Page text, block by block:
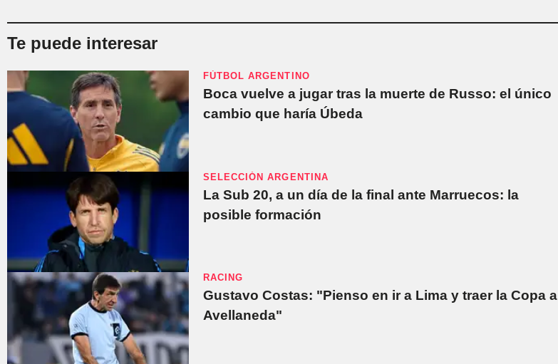
Te puede interesar
FÚTBOL ARGENTINO
Boca vuelve a jugar tras la muerte de Russo: el único
cambio que haría Úbeda
SELECCIÓN ARGENTINA
La Sub 20, a un día de la final ante Marruecos: la
posible formación
RACING
Gustavo Costas: "Pienso en ir a Lima y traer la Copa a
Avellaneda"